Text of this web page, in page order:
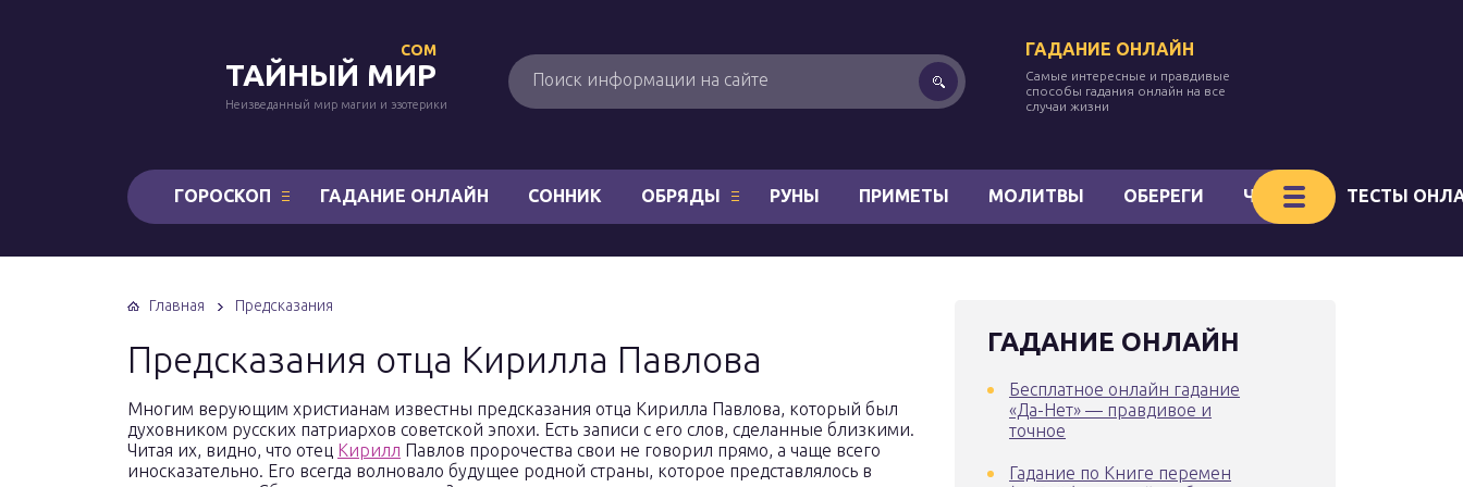
ТАЙНЫЙ МИР
COM
Неизведанный мир магии и эзотерики
ГАДАНИЕ ОНЛАЙН
Самые интересные и правдивые
способы гадания онлайн на все
случаи жизни
ГОРОСКОП ГАДАНИЕ ОНЛАЙН СОННИК ОБРЯДЫ РУНЫ ПРИМЕТЫ МОЛИТВЫ ОБЕРЕГИ ЧАКРЫ ТЕСТЫ
Главная Предсказания
Предсказания отца Кирилла Павлова
Многим верующим христианам известны предсказания отца Кирилла Павлова, который был
духовником русских патриархов советской эпохи. Есть записи с его слов, сделанные близкими.
Читая их, видно, что отец Кирилл Павлов пророчества свои не говорил прямо, а чаще всего
иносказательно. Его всегда волновало будущее родной страны, которое представлялось в
ГАДАНИЕ ОНЛАЙН
Бесплатное онлайн гадание
«Да-Нет» — правдивое и
точное
Гадание по Книге перемен